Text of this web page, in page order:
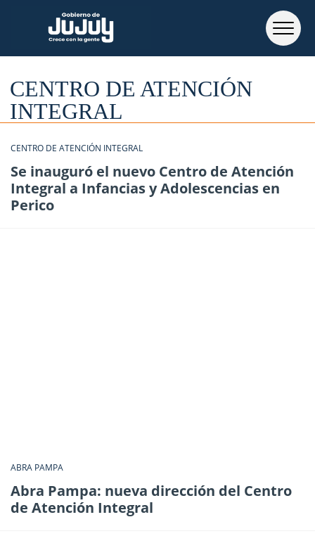
CENTRO DE ATENCIÓN
INTEGRAL
CENTRO DE ATENCIÓN INTEGRAL
Se inauguró el nuevo Centro de Atención
Integral a Infancias y Adolescencias en
Perico
ABRA PAMPA
Abra Pampa: nueva dirección del Centro
de Atención Integral